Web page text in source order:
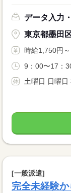
データ入力
東京都墨田
時給1,750円～
9：00〜17
土曜日 日曜日
[一般派遣]
完全未経験